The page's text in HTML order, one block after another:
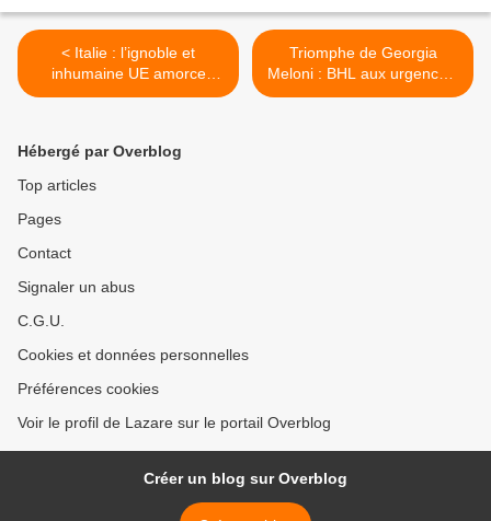
< Italie : l’ignoble et
inhumaine UE amorce
doucement sa chute et sa
Triomphe de Georgia
Meloni : BHL aux urgences,
von der Leyen aux abois >
Hébergé par Overblog
Top articles
Pages
Contact
Signaler un abus
C.G.U.
Cookies et données personnelles
Préférences cookies
Voir le profil de Lazare sur le portail Overblog
Créer un blog sur Overblog